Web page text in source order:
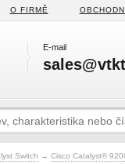
O FIRMĚ
E-mail
Switch → Cisco Catalyst®